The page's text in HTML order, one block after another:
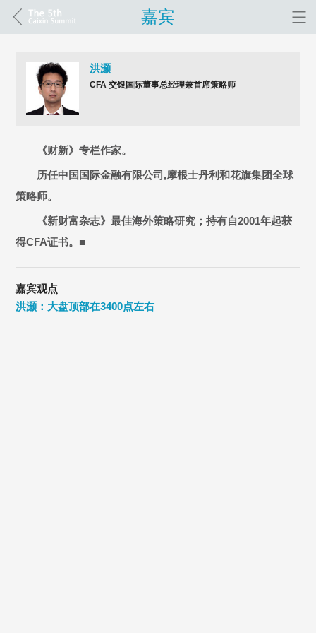
嘉宾
洪灏
CFA 交银国际董事总经理兼首席策略师
《财新》专栏作家。
历任中国国际金融有限公司,摩根士丹利和花旗集团全球
策略师。
《新财富杂志》最佳海外策略研究；持有自2001年起获
得CFA证书。■
嘉宾观点
洪灏：大盘顶部在3400点左右